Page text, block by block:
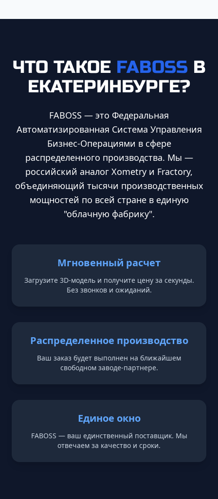
ЧТО ТАКОЕ FABOSS В
ЕКАТЕРИНБУРГЕ?
FABOSS — это Федеральная
Автоматизированная Система Управления
Бизнес-Операциями в сфере
распределенного производства. Мы —
российский аналог Xometry и Fractory,
объединяющий тысячи производственных
мощностей по всей стране в единую
"облачную фабрику".
Мгновенный расчет
Загрузите 3D-модель и получите цену за секунды.
Без звонков и ожиданий.
Распределенное производство
Ваш заказ будет выполнен на ближайшем
свободном заводе-партнере.
Единое окно
FABOSS — ваш единственный поставщик. Мы
отвечаем за качество и сроки.